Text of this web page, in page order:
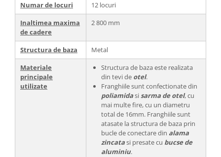
Numar de locuri
12 locuri
Inaltimea maxima
de cadere
2 800 mm
Structura de baza
Metal
Materiale
principale
utilizate
Structura de baza este realizata
din tevi de otel.
Franghiile sunt confectionate din
poliamidasisarma de otel, cu
mai multe fire, cu un diametru
total de 16mm. Franghiile sunt
atasate la structura de baza prin
bucle de conectare din alama
zincatasi presate cu bucse de
aluminiu.